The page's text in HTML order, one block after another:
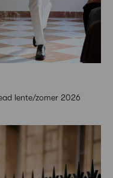
lente/zomer 2026